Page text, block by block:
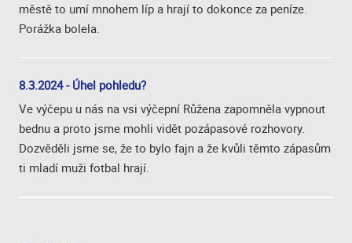
městě to umí mnohem líp a hrají to dokonce za peníze.
Porážka bolela.
8.3.2024 - Úhel pohledu?
Ve výčepu u nás na vsi výčepní Růžena zapomněla vypnout
bednu a proto jsme mohli vidět pozápasové rozhovory.
Dozvěděli jsme se, že to bylo fajn a že kvůli těmto zápasům
ti mladí muži fotbal hrají.